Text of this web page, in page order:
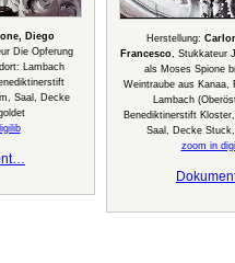
Diego
Die Opferung
Lambach
Saal, Decke
Herstellung:
Francesco, Stukkateur
als Moses Spione
Weintraube aus Kanaa,
Lambach
Benediktinerstift
Saal, Decke
zoom in